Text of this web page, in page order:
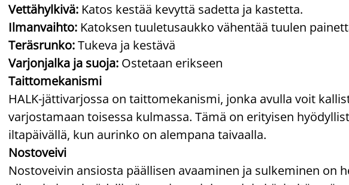
Vettähylkivä: Katos kestää kevyttä sadetta ja kastetta.
Ilmanvaihto: Katoksen tuuletusaukko vähentää tuulen
Teräsrunko:Tukeva ja kestävä
Varjonjalka ja suoja: Ostetaan erikseen
Taittomekanismi
HALK-jättivarjossa on taittomekanismi, jonka avulla voit
varjostamaan toisessa kulmassa. Tämä on erityisen
iltapäivällä, kun aurinko on alempana taivaalla.
Nostoveivi
Nostoveivin ansiosta päällisen avaaminen ja sulkeminen on